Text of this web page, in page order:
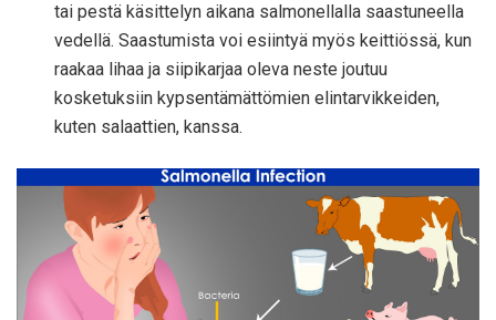
tai pestä käsittelyn aikana salmonellalla saastuneella
vedellä. Saastumista voi esiintyä myös keittiössä, kun
raakaa lihaa ja siipikarjaa oleva neste joutuu
kosketuksiin kypsentämättömien elintarvikkeiden,
kuten salaattien, kanssa.